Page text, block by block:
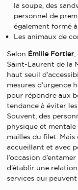
la soupe, des
personnel de
également formé
Les animaux de
Selon Émilie Fortier,
Saint-Laurent de la
haut seuil
mesures d’urgence
pour répondre aux
tendance à éviter
Souvent, des
physique et
mailles du filet.
accueillant et avec
l’occasion
d’établir une
services qui